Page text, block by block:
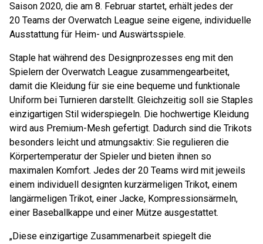
Saison 2020, die am 8. Februar startet, erhält jedes der
20 Teams der Overwatch League seine eigene, individuelle
Ausstattung für Heim- und Auswärtsspiele.
Staple hat während des Designprozesses eng mit den
Spielern der Overwatch League zusammengearbeitet,
damit die Kleidung für sie eine bequeme und funktionale
Uniform bei Turnieren darstellt. Gleichzeitig soll sie Staples
einzigartigen Stil widerspiegeln. Die hochwertige Kleidung
wird aus Premium-Mesh gefertigt. Dadurch sind die Trikots
besonders leicht und atmungsaktiv: Sie regulieren die
Körpertemperatur der Spieler und bieten ihnen so
maximalen Komfort. Jedes der 20 Teams wird mit jeweils
einem individuell designten kurzärmeligen Trikot, einem
langärmeligen Trikot, einer Jacke, Kompressionsärmeln,
einer Baseballkappe und einer Mütze ausgestattet.
„Diese einzigartige Zusammenarbeit spiegelt die